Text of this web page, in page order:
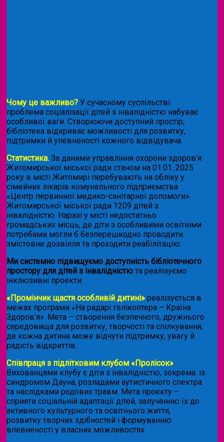
Чому це важливо? У сучасному суспільстві
проблема соціалізації дітей з інвалідністю набуває
особливої ваги. Створюючи доступний простір,
бібліотека відкриває можливості для розвитку,
підтримки й упевненості кожного відвідувача.
Статистика. За даними управління охорони здоров’я
Житомирської міської ради станом на 01.01. 2025
року в місті Житомирі перебувають на обліку у
сімейних лікарів комунального підприємства
«Центр первинної медико-санітарної допомоги»
Житомирської міської ради 1209 дітей з
інвалідністю. Наразі у місті недостатньо
громадських місць, де діти з особливими освітніми
потребами могли б безперешкодно проводити
змістовне дозвілля та проходити реабілітацію.
Ми системно підвищуємо доступність бібліотечного
простору для дітей з інвалідністю та реалізуємо
інклюзивні проекти:
«Промінчик щастя особливій дитині» реалізується в
межах програми «На радарі гелікоптера – Країна
Здоров’я». Мета – створення безпечного, дружнього
середовища для розвитку, творчості та спілкування,
де кожна дитина може відчути підтримку, увагу й
радість відкриттів.
Співпраця з підлітковим клубом «Пролісок».
Вихованцями клубу є діти з інвалідністю, зокрема: із
синдромом Дауна, розладами аутистичного спектра
та наслідками родових травм. Мета проекту –
сприяти соціальній адаптації дітей, залученню їх до
активного культурного та освітнього життя,
розвитку творчих здібностей і формуванню
впевненості у власних можливостях.